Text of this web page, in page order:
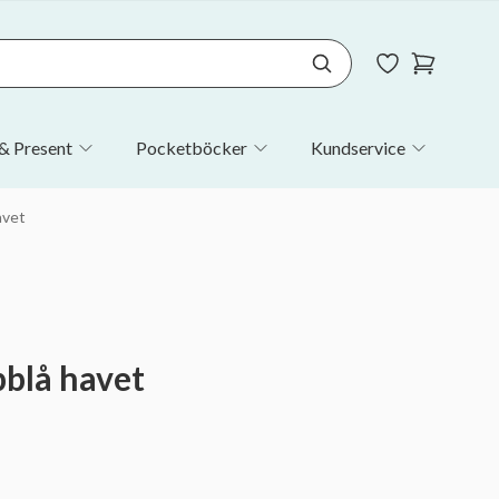
Present Pocketböcker Kundservice
havet